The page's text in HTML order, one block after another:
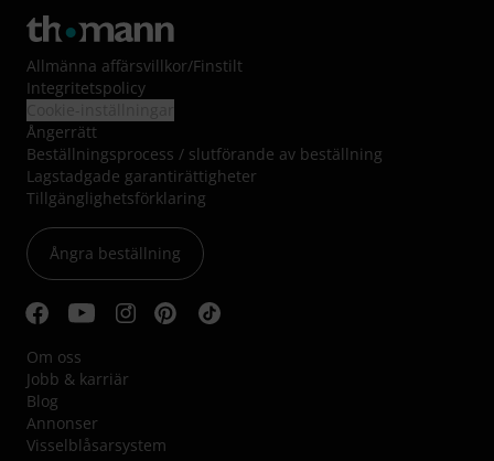
Allmänna affärsvillkor/Finstilt
Integritetspolicy
Ångerrätt
Beställningsprocess / slutförande av beställning
Lagstadgade garantirättigheter
Tillgänglighetsförklaring
Ångra beställning
Om oss
Jobb & karriär
Blog
Annonser
Visselblåsarsystem